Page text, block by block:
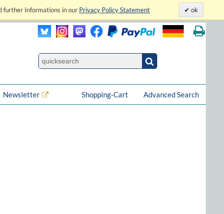
further Informations in our Privacy Policy Statement ok
Newsletter Advanced Search
Shopping-Cart